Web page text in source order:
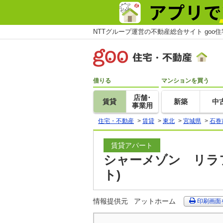
NTTグループ運営の不動産総合サイト goo
借りる
賃貸
店舗･
事業用
マンションを買う
新築 中
住宅・不動産 > 賃貸 > 東北 > 宮城県 > 石巻
賃貸アパート
シャーメゾン リラ
ト)
情報提供元 アットホーム 印刷画面